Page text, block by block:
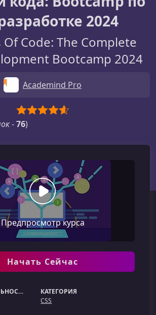
2024
Of Code: The Complete
Bootcamp 2024
Academind Pro
-76)
Предпросмотр курса
Начать Сейчас
ПРОДОЛЖИТЕЛЬНОСТЬ
КАТЕГОРИЯ
CSS